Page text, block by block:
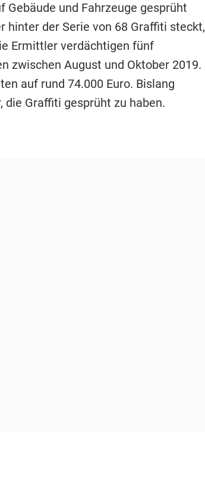
Gebäude und Fahrzeuge gesprüht
hinter der Serie von 68 Graffiti steckt,
Ermittler verdächtigen fünf
zwischen August und Oktober 2019.
auf rund 74.000 Euro. Bislang
Graffiti gesprüht zu haben.